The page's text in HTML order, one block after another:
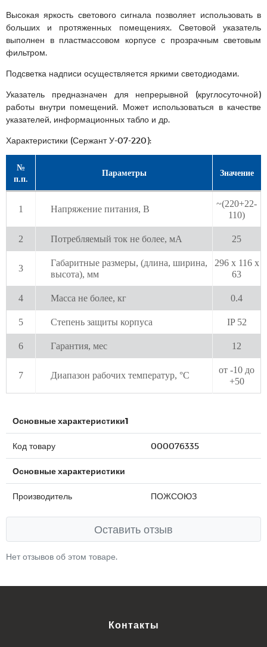
Высокая яркость светового сигнала позволяет использовать в
больших и протяженных помещениях. Световой указатель
выполнен в пластмассовом корпусе с прозрачным световым
фильтром.
Подсветка надписи осуществляется яркими светодиодами.
Указатель предназначен для непрерывной (круглосуточной)
работы внутри помещений. Может использоваться в качестве
указателей, информационных табло и др.
Характеристики (Сержант У-07-220):
№
п.п.
Параметры Значение
1 Напряжение питания, В
~(220+22-
110)
2 Потребляемый ток не более, мА 25
3
Габаритные размеры, (длина, ширина,
высота), мм
296 х 116 х
63
4 Масса не более, кг 0.4
5 Степень защиты корпуса IP 52
6 Гарантия, мес 12
7 Диапазон рабочих температур, °С
от -10 до
+50
Основные характеристики1
Код товару 000076335
Основные характеристики
Производитель ПОЖСОЮЗ
Оставить отзыв
Нет отзывов об этом товаре.
Контакты